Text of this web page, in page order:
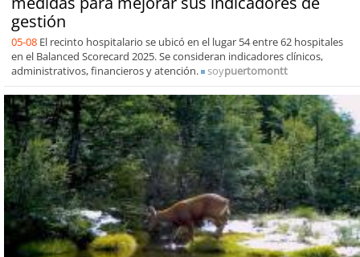
gestión
05-08 El recinto hospitalario se ubicó en el lugar 54 entre 62 hospitales
en el Balanced Scorecard 2025. Se consideran indicadores clínicos,
administrativos, financieros y atención.
soypuertomontt